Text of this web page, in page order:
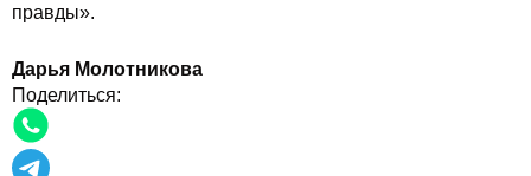
правды».
Дарья Молотникова
Поделиться: